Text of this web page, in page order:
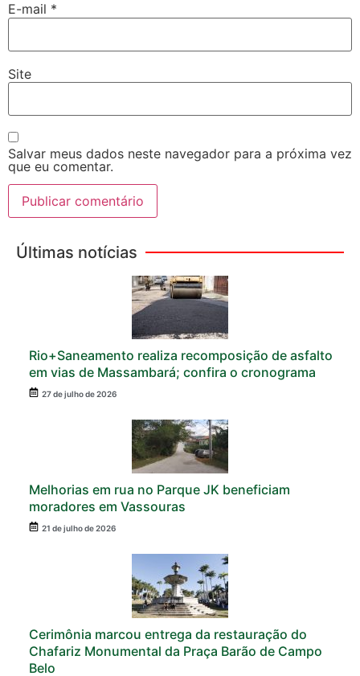
E-mail *
Site
Salvar meus dados neste navegador para a próxima vez
que eu comentar.
Últimas notícias
Rio+Saneamento realiza recomposição de asfalto
em vias de Massambará; confira o cronograma
27 de julho de 2026
Melhorias em rua no Parque JK beneficiam
moradores em Vassouras
21 de julho de 2026
Cerimônia marcou entrega da restauração do
Chafariz Monumental da Praça Barão de Campo
Belo